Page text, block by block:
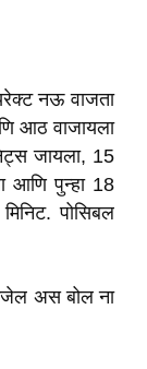
नऊ वाजता
आठ वाजायला
जायला, 15
आणि पुन्हा 18
पोसिबल
अस बोल ना